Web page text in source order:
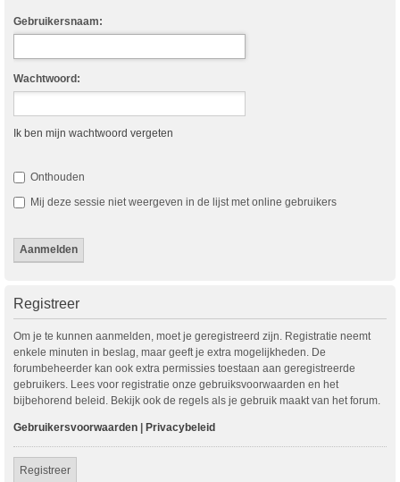
Gebruikersnaam:
Wachtwoord:
Ik ben mijn wachtwoord vergeten
Onthouden
Mij deze sessie niet weergeven in de lijst met online gebruikers
Registreer
Om je te kunnen aanmelden, moet je geregistreerd zijn. Registratie neemt
enkele minuten in beslag, maar geeft je extra mogelijkheden. De
forumbeheerder kan ook extra permissies toestaan aan geregistreerde
gebruikers. Lees voor registratie onze gebruiksvoorwaarden en het
bijbehorend beleid. Bekijk ook de regels als je gebruik maakt van het forum.
Gebruikersvoorwaarden | Privacybeleid
Registreer